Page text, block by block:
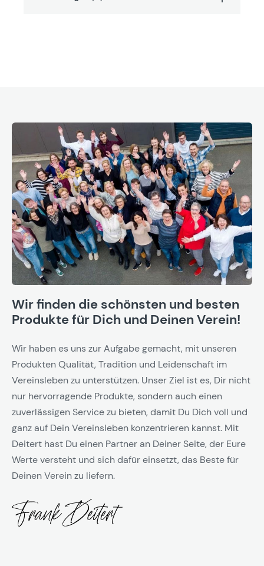
Wir finden die schönsten und besten
Produkte für Dich und Deinen Verein!
Wir haben es uns zur Aufgabe gemacht, mit unseren
Produkten Qualität, Tradition und Leidenschaft im
Vereinsleben zu unterstützen. Unser Ziel ist es, Dir nicht
nur hervorragende Produkte, sondern auch einen
zuverlässigen Service zu bieten, damit Du Dich voll und
ganz auf Dein Vereinsleben konzentrieren kannst. Mit
Deitert hast Du einen Partner an Deiner Seite, der Eure
Werte versteht und sich dafür einsetzt, das Beste für
Deinen Verein zu liefern.